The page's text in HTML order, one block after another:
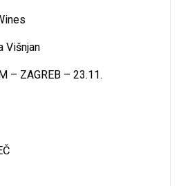
Višnjan
– ZAGREB – 23.11.